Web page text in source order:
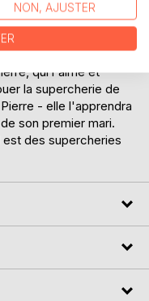
son mari "pour
sans que les
tard, Arlette fera la
qui l'aime et
la supercherie de
- elle l'apprendra
son premier mari.
des supercheries
NON, AJUSTER